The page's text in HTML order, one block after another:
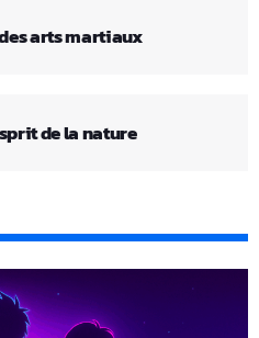
arts martiaux
de la nature